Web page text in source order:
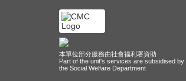
本單位部分服務由社會福利署資助
Part of the unit's services are subsidised by
the Social Welfare Department